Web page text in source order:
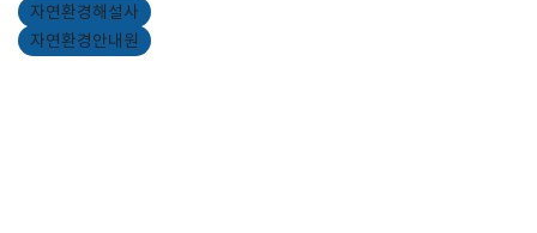
자연환경해설사
자연환경안내원